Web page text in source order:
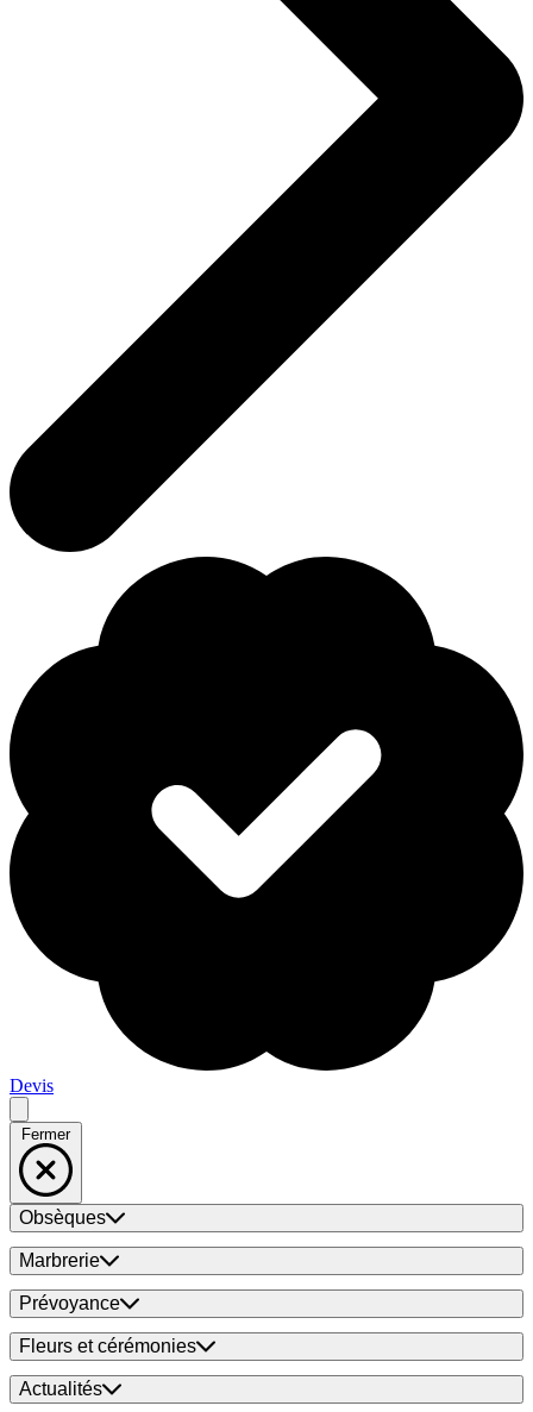
Devis
Fermer
Obsèques
Marbrerie
Prévoyance
Fleurs et cérémonies
Actualités